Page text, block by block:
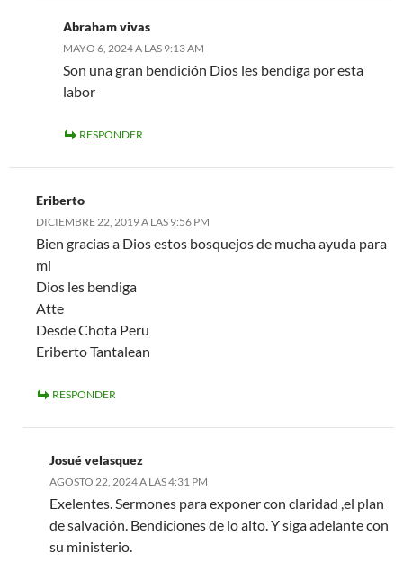
Abraham vivas
MAYO 6, 2024 A LAS 9:13 AM
Son una gran bendición Dios les bendiga por esta
labor
RESPONDER
Eriberto
DICIEMBRE 22, 2019 A LAS 9:56 PM
Bien gracias a Dios estos bosquejos de mucha ayuda para
mi
Dios les bendiga
Atte
Desde Chota Peru
Eriberto Tantalean
RESPONDER
Josué velasquez
AGOSTO 22, 2024 A LAS 4:31 PM
Exelentes. Sermones para exponer con claridad ,el plan
de salvación. Bendiciones de lo alto. Y siga adelante con
su ministerio.